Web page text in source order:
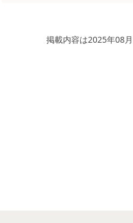
掲載内容は2025年08